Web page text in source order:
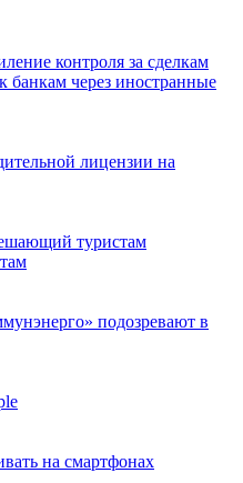
контроля за сделкам
банкам через иностранные
лицензии на
туристам
подозревают в
на смартфонах